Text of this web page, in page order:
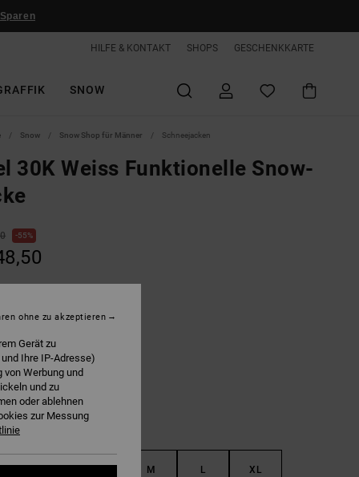
HILFE & KONTAKT SHOPS GESCHENKKARTE
SNOW
Snow Snow Shop für Männer Schneejacken
30K Weiss Funktionelle Snow-
55%
black
M L XL
Gerät zu
Ihre IP-Adresse)
Werbung und
und zu
oder ablehnen
zur Messung
ohne zu akzeptieren